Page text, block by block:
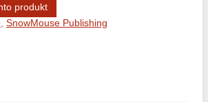
produkt
SnowMouse Publishing